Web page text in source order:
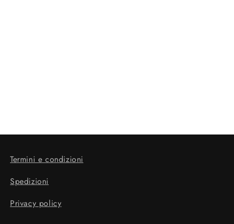
Termini e condizioni
Spedizioni
Privacy policy